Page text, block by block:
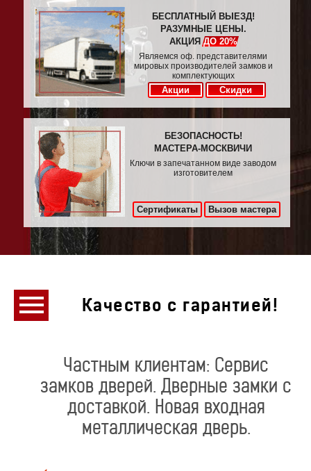
БЕСПЛАТНЫЙ ВЫЕЗД!
РАЗУМНЫЕ ЦЕНЫ.
АКЦИЯДО 20%
Являемся оф. представителями
мировых производителей замков и
комплектующих
Акции Скидки
БЕЗОПАСНОСТЬ!
МАСТЕРА-МОСКВИЧИ
Ключи в запечатанном виде заводом
изготовителем
Сертификаты Вызов мастера
Качество с гарантией!
Частным клиентам: Сервис
замков дверей. Дверные замки с
доставкой. Новая входная
металлическая дверь.